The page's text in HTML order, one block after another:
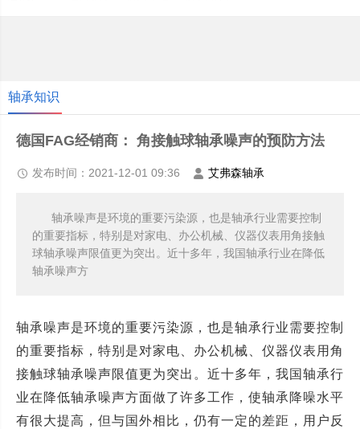
轴承知识
德国FAG经销商： 角接触球轴承噪声的预防方法
发布时间：2021-12-01 09:36 艾弗森轴承
轴承噪声是环境的重要污染源，也是轴承行业需要控制
的重要指标，特别是对家电、办公机械、仪器仪表用角接触
球轴承噪声限值更为突出。近十多年，我国轴承行业在降低
轴承噪声方
轴承噪声是环境的重要污染源，也是轴承行业需要控制
的重要指标，特别是对家电、办公机械、仪器仪表用角
接触球轴承噪声限值更为突出。近十多年，我国轴承行
业在降低轴承噪声方面做了许多工作，使轴承降噪水平
有很大提高，但与国外相比，仍有一定的差距，用户反